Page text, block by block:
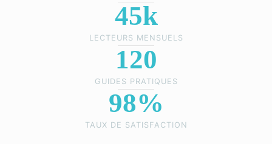
45k
LECTEURS MENSUELS
120
GUIDES PRATIQUES
98%
TAUX DE SATISFACTION